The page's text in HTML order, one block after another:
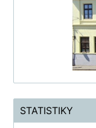
STATISTIKY